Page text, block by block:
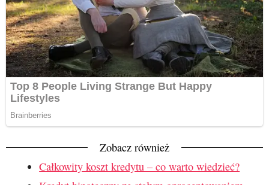
Zobacz również
Całkowity koszt kredytu – co warto wiedzieć?